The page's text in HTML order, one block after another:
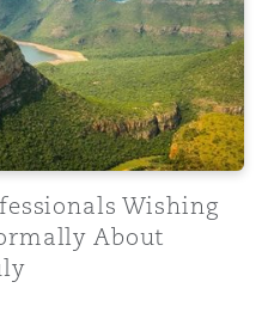
Wishing
About